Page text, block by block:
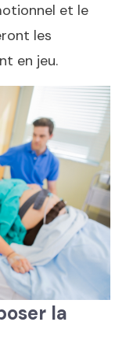
et le
les
en jeu.
la